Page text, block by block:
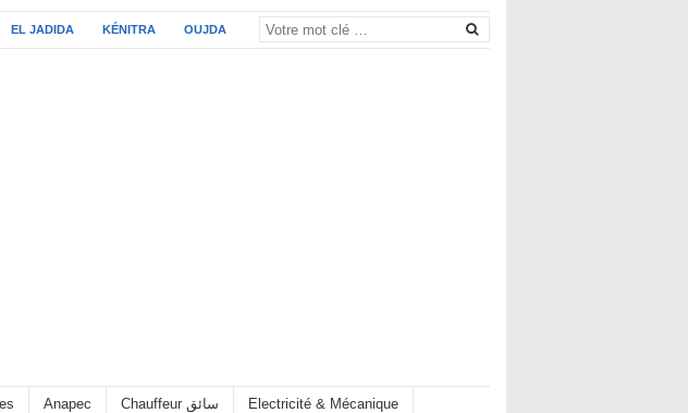
EL JADIDA KÉNITRA OUJDA
Anapec Chauffeur سائق Electricité & Mécanique